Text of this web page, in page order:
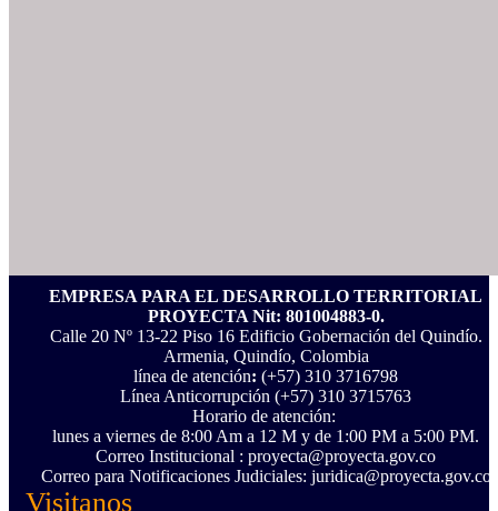
EMPRESA PARA EL DESARROLLO TERRITORIAL
PROYECTA Nit: 801004883-0.
Calle 20 Nº 13-22 Piso 16 Edificio Gobernación del Quindío.
Armenia, Quindío, Colombia
línea de atención: (+57) 310 3716798
Línea Anticorrupción ‪(+57) 310 3715763‬
Horario de atención:
lunes a viernes de 8:00 Am a 12 M y de 1:00 PM a 5:00 PM.
Correo Institucional : proyecta@proyecta.gov.co
Correo para Notificaciones Judiciales: juridica@proyecta.gov.co
Visitanos